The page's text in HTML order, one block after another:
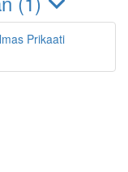
Prikaati